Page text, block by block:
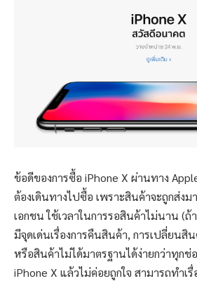
ข้อดีของการซื้อ iPhone X ผ่านทาง
ต้องเดินทางไปซื้อ เพราะสินค้าจะถูกส่ง
เอกชน ใช้เวลาในการรอสินค้าไม่นาน (
มีจุดเด่นเรื่องการคืนสินค้า, การเปลี่ยนสิ
หรือสินค้าไม่ได้มาตรฐานได้ง่ายกว่าทุกช่
iPhone X แล้วไม่ค่อยถูกใจ สามารถทำเ